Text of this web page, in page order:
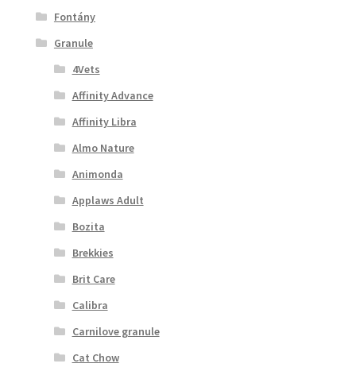
Fontány
Granule
4Vets
Affinity Advance
Affinity Libra
Almo Nature
Animonda
Applaws Adult
Bozita
Brekkies
Brit Care
Calibra
Carnilove granule
Cat Chow